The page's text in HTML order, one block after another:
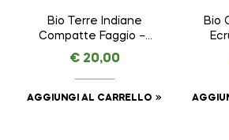
Bio Terre Indiane
Compatte Faggio – I
COLORI DI HELAN –
VISO da 8,5 g
€20,00
AGGIUNGI AL CARRELLO
Bio